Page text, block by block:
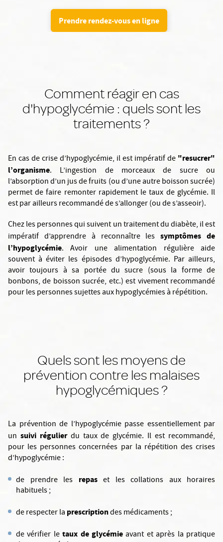
Prendre rendez-vous en ligne
Comment réagir en cas
d'hypoglycémie : quels sont les
traitements ?
En cas de crise d’hypoglycémie, il est impératif de "resucrer"
l’organisme. L’ingestion de morceaux de sucre ou
l’absorption d’un jus de fruits (ou d’une autre boisson sucrée)
permet de faire remonter rapidement le taux de glycémie. Il
est par ailleurs recommandé de s’allonger (ou de s’asseoir).
Chez les personnes qui suivent un traitement du diabète, il est
impératif d’apprendre à reconnaître lessymptômes de
l’hypoglycémie. Avoir une alimentation régulière aide
souvent à éviter les épisodes d’hypoglycémie. Par ailleurs,
avoir toujours à sa portée du sucre (sous la forme de
bonbons, de boisson sucrée, etc.) est vivement recommandé
pour les personnes sujettes aux hypoglycémies à répétition.
Quels sont les moyens de
prévention contre les malaises
hypoglycémiques ?
La prévention de l’hypoglycémie passe essentiellement par
un suivi régulierdu taux de glycémie. Il est recommandé,
pour les personnes concernées par la répétition des crises
d’hypoglycémie :
de prendre les
repaset les collations aux horaires
habituels ;
de respecter la prescriptiondes médicaments ;
de vérifier letaux de glycémieavant et après la pratique